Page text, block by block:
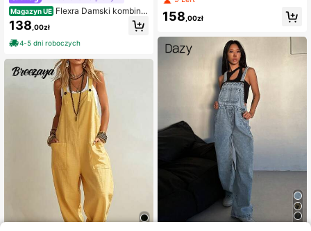
Magazyn UE Flexra Damski kombine
zon z kieszonką w talii i szerokimi
nogawkami
138 ,00zł
4-5 dni roboczych
nerkowca, odpowiedni na wiosnę i l
ato, na wakacje
158 ,00zł
5